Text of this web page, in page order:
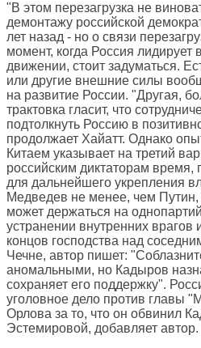
"В этом перезагрузка не
демонтажу российской
лет назад - но о связи
момент, когда Россия лидирует
движении, стоит задуматься.
или другие внешние силы
на развитие России. "Другая,
трактовка гласит, что
подтолкнуть Россию в
продолжает Хайатт. Однако
Китаем указывает на третий
российским диктаторам время,
для дальнейшего укрепления
Медведев не менее, чем Путин,
может держаться на
устранении внутренних врагов
концов господства над
Чечне, автор пишет:
аномальными, но Кадыров
сохраняет его поддержку".
уголовное дело против главы
Орлова за то, что он обвинил
Эстемировой, добавляет автор.